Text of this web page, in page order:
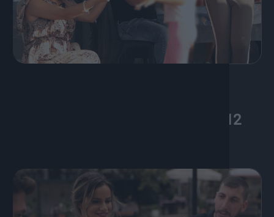
στερεότυπα | Πορτατίφ S01 Ep.12